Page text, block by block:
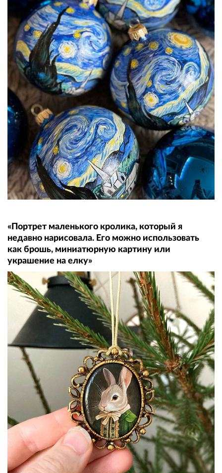
«Портрет маленького кролика, который я
недавно нарисовала. Его можно использовать
как брошь, миниатюрную картину или
украшение на елку»